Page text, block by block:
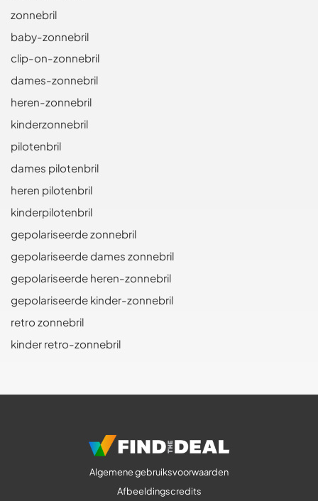
zonnebril
baby-zonnebril
clip-on-zonnebril
dames-zonnebril
heren-zonnebril
kinderzonnebril
pilotenbril
dames pilotenbril
heren pilotenbril
kinderpilotenbril
gepolariseerde zonnebril
gepolariseerde dames zonnebril
gepolariseerde heren-zonnebril
gepolariseerde kinder-zonnebril
retro zonnebril
kinder retro-zonnebril
Algemene gebruiksvoorwaarden
Afbeeldingscredits